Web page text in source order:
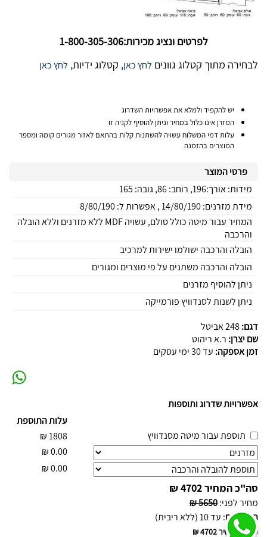
לפרטים ונציג מכירות:1-800-305-306
לבחירה מתוך קטלוג גוונים לחץ כאן, קטלוג ידיות, לחץ כאן
יש להקפיד ולמלא את אפשרויות השדרוג
המזרן אינו כלול במחיר וניתן להוסיף לקניה זו
עלות דמי המשלוח עשויה להשתנות קלות בהתאם לאזור מגורים קומה ומספר
המוצרים בהזמנה
פרטי המוצר
מידות: אורך:196, רוחב: 86, גובה: 165
מידת מזרנים: 14/80/190 , אפשרות ל: 8/80/190
המחיר עבור מיטה כולל סולם, עשויה MDF ללא מזרנים וללא הובלה
והרכבה
הובלה והרכבה ישולמו ישירות למרכיב
הובלה והרכבה משתנים על פי מוצרים ומגורים
ניתן להוסיף מזרנים
ניתן לשנות לסנדוויץ פורמייקה
דגם:248 אביטל
שם יצרן: ר.א ריהוט
זמן אספקה: עד 30 ימי עסקים
אפשרויות שדרוג ותוספות
עלות התוספת
תוספת עבור מיטה מסנדוויץ
1808
₪
0.00
₪
0.00
₪
סה"כ המחיר4702 ₪
מחיר לפני:
5650 ₪
תשלומים: עד 10 (ללא ריבית)
סה"כ המחיר4702 ₪